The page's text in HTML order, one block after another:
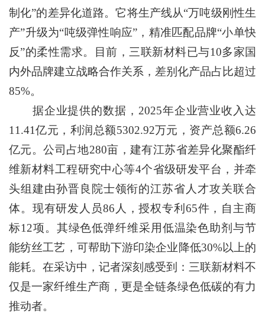
制化”的差异化道路。它将生产线从“万吨级刚性生
产”升级为“吨级弹性响应”，精准匹配品牌“小单快
反”的柔性需求。目前，三联新材料已与10多家国
内外品牌建立战略合作关系，差别化产品占比超过
85%。
据企业提供的数据，2025年企业营业收入达
11.41亿元，利润总额5302.92万元，资产总额6.26
亿元。公司占地280亩，建有江苏省差异化聚酯纤
维新材料工程研究中心等4个省级研发平台，并牵
头组建由孙晋良院士领衔的江苏省人才攻关联合
体。现有研发人员86人，授权专利65件，自主商
标12项。其绿色低弹纤维采用低温染色助剂与节
能纺丝工艺，可帮助下游印染企业降低30%以上的
能耗。在采访中，记者深刻感受到：三联新材料不
仅是一家纤维生产商，更是全链条绿色低碳的有力
推动者。